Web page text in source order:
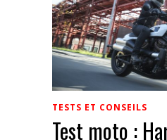
TESTS ET CONSEILS
Test moto :